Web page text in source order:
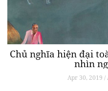
Chủ nghĩa hiện đại
nhìn
Apr 30, 2019 /